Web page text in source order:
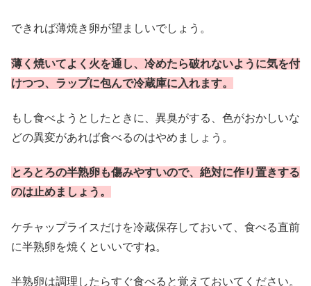
できれば薄焼き卵が望ましいでしょう。
薄く焼いてよく火を通し、冷めたら破れないように気を付
けつつ、ラップに包んで冷蔵庫に入れます。
もし食べようとしたときに、異臭がする、色がおかしいな
どの異変があれば食べるのはやめましょう。
とろとろの半熟卵も傷みやすいので、絶対に作り置きする
のは止めましょう。
ケチャップライスだけを冷蔵保存しておいて、食べる直前
に半熟卵を焼くといいですね。
半熟卵は調理したらすぐ食べると覚えておいてください。